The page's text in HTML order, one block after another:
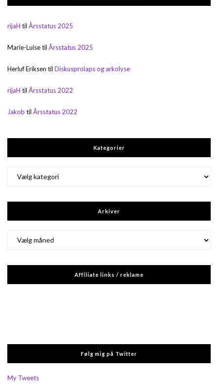
rijaH til Årsstatus 2025
Marie-Luisetil Årsstatus 2025
Herluf Eriksen til Diskusprolaps og arkolyse
rijaH til Årsstatus 2022
Jakob til Årsstatus 2022
Kategorier
Arkiver
Affiliate links / reklame
Følg mig på Twitter
My Tweets